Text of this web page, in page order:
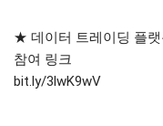
★ 데이터 트레이딩 플랫
참여 링크
bit.ly/3lwK9wV